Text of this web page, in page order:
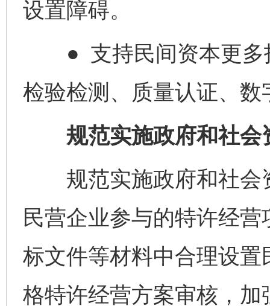
设置障碍。
● 支持民间资本更多
检验检测、质量认证、
规范实施政府和社会
规范实施政府和社会
民营企业参与的特许经
标文件等材料中合理设
格特许经营方案审核，加